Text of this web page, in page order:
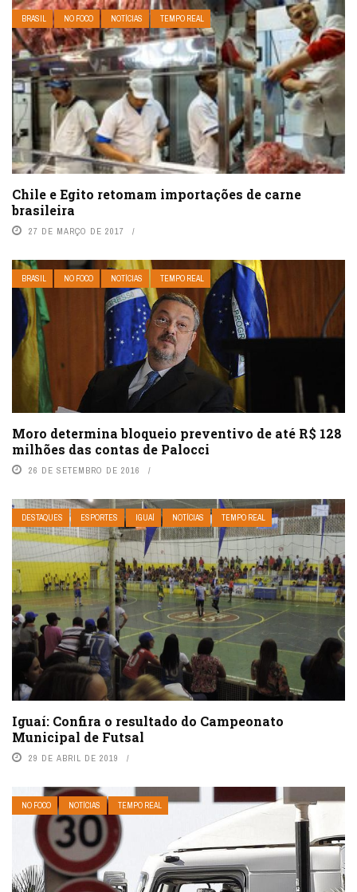
BRASIL NO FOCO NOTÍCIAS TEMPO REAL
Chile e Egito retomam importações de carne
brasileira
27 DE MARÇO DE 2017
BRASIL NO FOCO NOTÍCIAS TEMPO REAL
Moro determina bloqueio preventivo de até R$ 128
milhões das contas de Palocci
26 DE SETEMBRO DE 2016
DESTAQUES ESPORTES IGUAÍ NOTÍCIAS TEMPO REAL
Iguaí: Confira o resultado do Campeonato
Municipal de Futsal
29 DE ABRIL DE 2019
NO FOCO NOTÍCIAS TEMPO REAL